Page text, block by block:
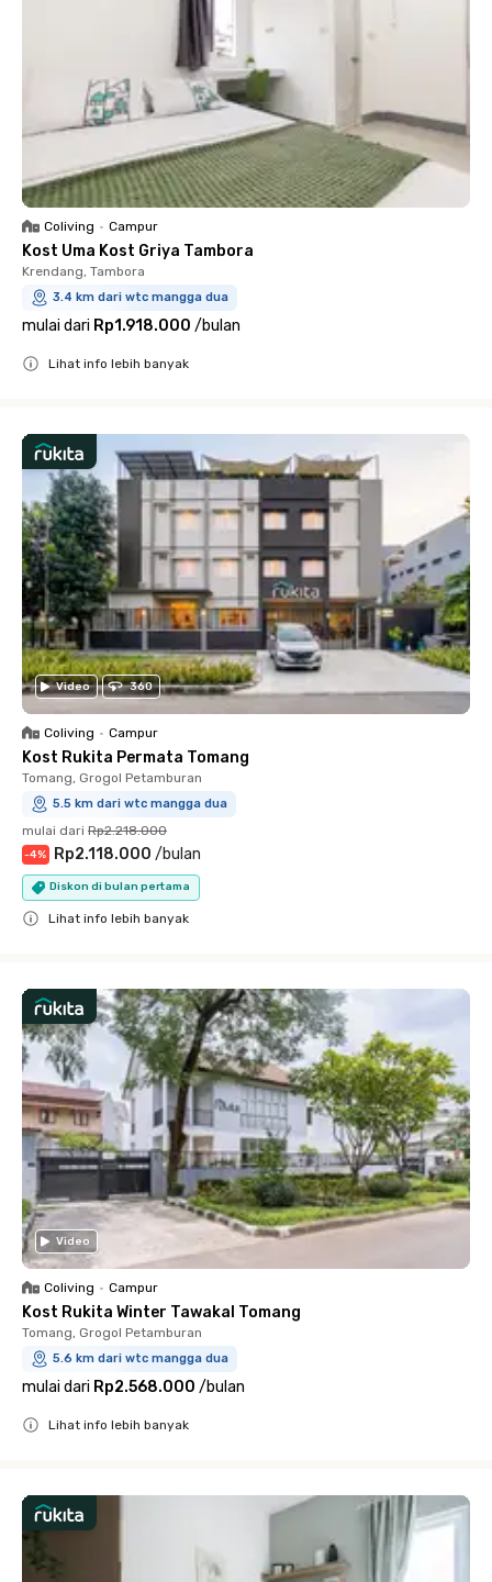
Coliving • Campur
Kost Uma Kost Griya Tambora
Krendang, Tambora
3.4 km dari wtc mangga dua
mulai dari Rp1.918.000 /bulan
Lihat info lebih banyak
Video 360
Coliving • Campur
Kost Rukita Permata Tomang
Tomang, Grogol Petamburan
5.5 km dari wtc mangga dua
mulai dari Rp2.218.000
-4% Rp2.118.000 /bulan
Diskon di bulan pertama
Lihat info lebih banyak
Video
Coliving • Campur
Kost Rukita Winter Tawakal Tomang
Tomang, Grogol Petamburan
5.6 km dari wtc mangga dua
mulai dari Rp2.568.000 /bulan
Lihat info lebih banyak